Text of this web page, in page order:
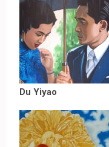
Du Yiyao